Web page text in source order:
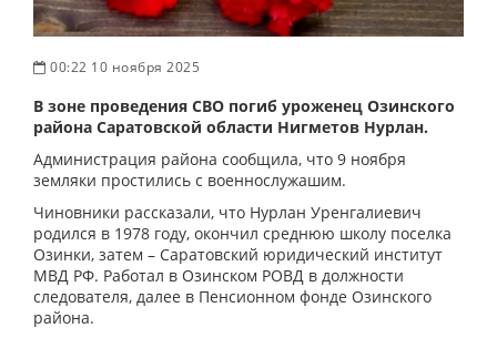
00:22 10 ноября 2025
В зоне проведения СВО погиб уроженец Озинского
района Саратовской области Нигметов Нурлан.
Администрация района сообщила, что 9 ноября
земляки простились с военнослужашим.
Чиновники рассказали, что Нурлан Уренгалиевич
родился в 1978 году, окончил среднюю школу поселка
Озинки, затем – Саратовский юридический институт
МВД РФ. Работал в Озинском РОВД в должности
следователя, далее в Пенсионном фонде Озинского
района.